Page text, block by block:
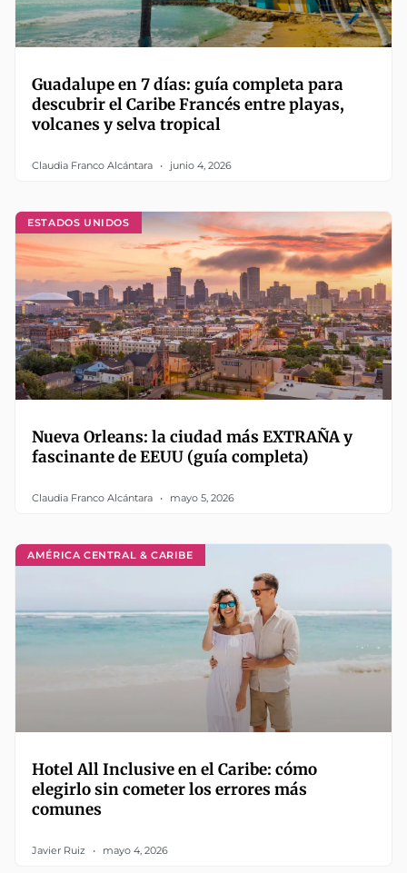
Guadalupe en 7 días: guía completa para
descubrir el Caribe Francés entre playas,
volcanes y selva tropical
Claudia Franco Alcántara junio 4, 2026
ESTADOS UNIDOS
Nueva Orleans: la ciudad más EXTRAÑA y
fascinante de EEUU (guía completa)
Claudia Franco Alcántara mayo 5, 2026
AMÉRICA CENTRAL & CARIBE
Hotel All Inclusive en el Caribe: cómo
elegirlo sin cometer los errores más
comunes
Javier Ruiz mayo 4, 2026